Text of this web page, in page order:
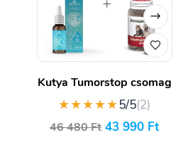
Kutya Tumorstop csomag
★★★★★5/5(2)
46 480Ft 43 990 Ft